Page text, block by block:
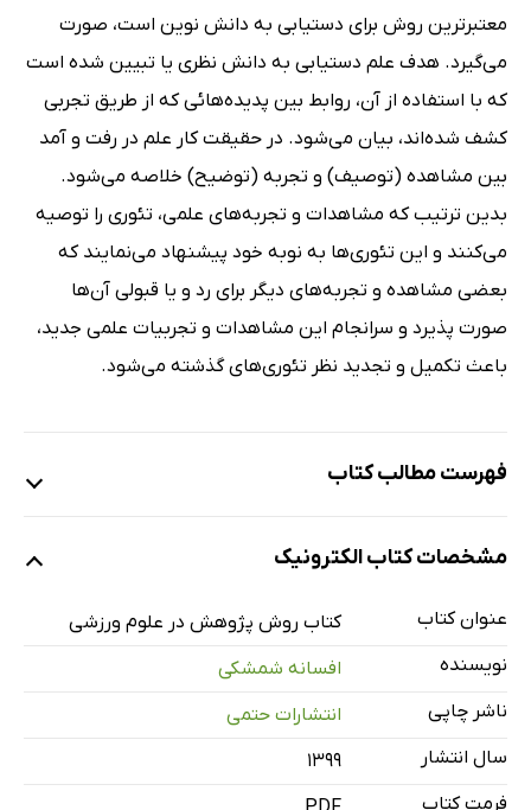
معتبرترین روش برای دستیابی به دانش نوین است، صورت
می‌گیرد. هدف علم دستیابی به دانش نظری یا تبیین شده است
که با استفاده از آن، روابط بین پدیده‌هائی که از طریق تجربی
کشف شده‌اند، بیان می‌شود. در حقیقت کار علم در رفت و آمد
بین مشاهده (توصیف) و تجربه (توضیح) خلاصه می‌شود.
بدین ترتیب که مشاهدات و تجربه‌های علمی، تئوری را توصیه
می‌کنند و این تئوری‌ها به نوبه خود پیشنهاد می‌نمایند که
بعضی مشاهده و تجربه‌های دیگر برای رد و یا قبولی آن‌ها
صورت پذیرد و سرانجام این مشاهدات و تجربیات علمی جدید،
باعث تکمیل و تجدید نظر تئوری‌های گذشته می‌شود.
فهرست مطالب کتاب
فصل اول: ماهیت علم و روش‌های دانستن
فصل دوم: موضوع پژوهش و جنبه‌های مختلف آن
فصل چهارم: مفاهیم پژوهشی و متغیرهای آن
فصل پنجم: روش‌های اندازه‌گیری متغیرها
فصل ششم: جامعه و نمونه
فصل هفتم: بررسی روش‌های پژوهشی
مشخصات کتاب الکترونیک
عنوان کتاب
کتاب روش پژوهش در علوم ورزشی
نویسنده
افسانه شمشکی
ناشر چاپی
انتشارات حتمی
سال انتشار
۱۳۹۹
فرمت کتاب